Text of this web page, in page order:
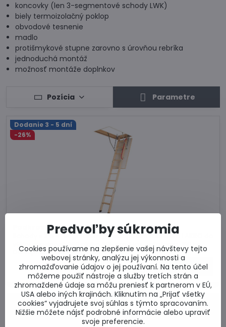
koncovky (len 3-segmentové schody LWK)
biely termoizolačný poklop
obvodové tesnenie
madlo
protišmykové stupne zarovno s úrovňou rebríka
jednoduchá montáž
možnosť montáže doplnkov
Pozícia Parametre
Podkrovné schody LWK Komfort
Dodanie 3 - 5 dní
-26%
Schody s 3 a 4-segmentovým sklápacím rebríkom FAKRO do
výšky miestnosti 280 alebo 305 cm. Max. zaťaženie: 160 kg
Dostupnosť:Skladom u dodávateľa
od 188,95 €
od 257,07 € Zľava 68,12 €
Zobraziť
0917 969 003
Technické poradenstvo
Predvoľby súkromia
Cookies používame na zlepšenie vašej návštevy tejto
webovej stránky, analýzu jej výkonnosti a
zhromažďovanie údajov o jej používaní. Na tento účel
môžeme použiť nástroje a služby tretích strán a
zhromaždené údaje sa môžu preniesť k partnerom v EÚ,
USA alebo iných krajinách. Kliknutím na „Prijať všetky
cookies“ vyjadrujete svoj súhlas s týmto spracovaním.
Nižšie môžete nájsť podrobné informácie alebo upraviť
svoje preferencie.